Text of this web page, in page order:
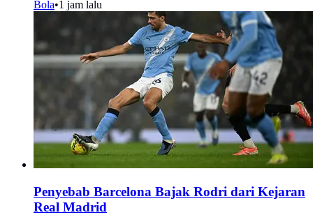
Bola•1 jam lalu
Penyebab Barcelona Bajak Rodri dari Kejaran
Real Madrid